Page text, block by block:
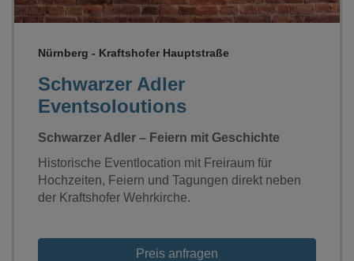
Schwarzer Adler
Eventsoloutions
Nürnberg - Kraftshofer Hauptstraße
Schwarzer Adler – Feiern mit Geschichte
Historische Eventlocation mit Freiraum für
Hochzeiten, Feiern und Tagungen direkt neben
der Kraftshofer Wehrkirche.
Preis anfragen